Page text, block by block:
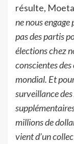
résulte,
ne nous
pas des partis
élections chez
conscientes
mondial. Et
surveillance
millions de
vient d’un